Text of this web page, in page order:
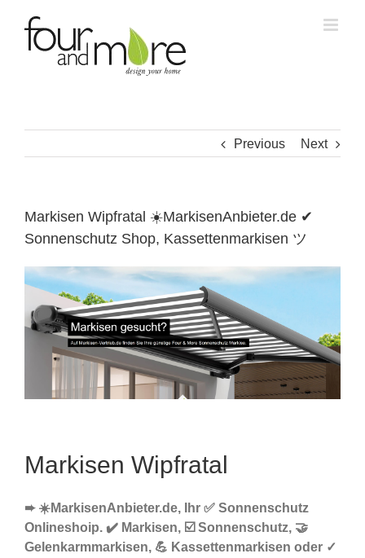
content
Previous Next
Markisen Wipfratal ☀️MarkisenAnbieter.de ✔
Sonnenschutz Shop, Kassettenmarkisen ツ
Markisen Wipfratal
➨ ☀️MarkisenAnbieter.de, Ihr ✅ Sonnenschutz
Onlineshoip. ✔️ Markisen, ☑️ Sonnenschutz, 🤝
Gelenkarmmarkisen, 💪 Kassettenmarkisen oder ✓